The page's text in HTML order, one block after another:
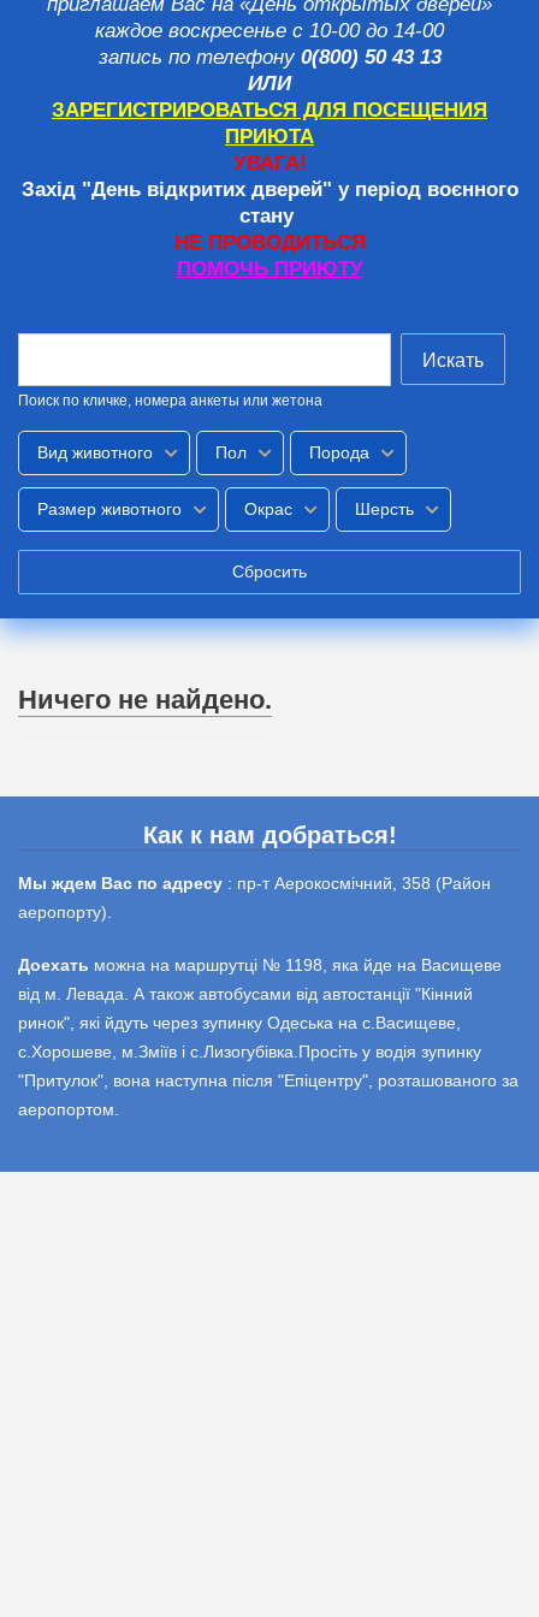
каждое воскресенье с 10-00 до 14-00
запись по телефону 0(800) 50 43 13
ИЛИ
ЗАРЕГИСТРИРОВАТЬСЯ ДЛЯ ПОСЕЩЕНИЯ
ПРИЮТА
УВАГА!
Захід "День відкритих дверей" у період воєнного
стану
НЕ ПРОВОДИТЬСЯ
ПОМОЧЬ ПРИЮТУ
Поиск по кличке, номера анкеты или жетона
Искать
Вид животного Пол Порода
Размер животного Окрас Шерсть
Сбросить
Ничего не найдено.
Как к нам добраться!
Мы ждем Вас по адресу : пр-т Аерокосмічний, 358 (Район
аеропорту).
Доехать можна на маршрутці № 1198, яка йде на Васищеве
від м. Левада. А також автобусами від автостанції "Кінний
ринок", які йдуть через зупинку Одеська на с.Васищеве,
с.Хорошеве, м.Зміїв і с.Лизогубівка.Просіть у водія зупинку
"Притулок", вона наступна після "Епіцентру", розташованого за
аеропортом.